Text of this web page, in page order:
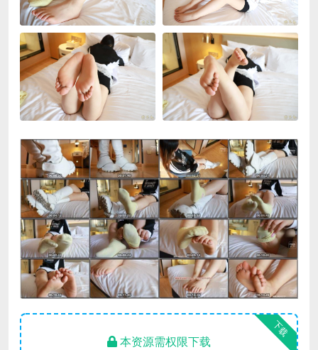
下载
本资源需权限下载